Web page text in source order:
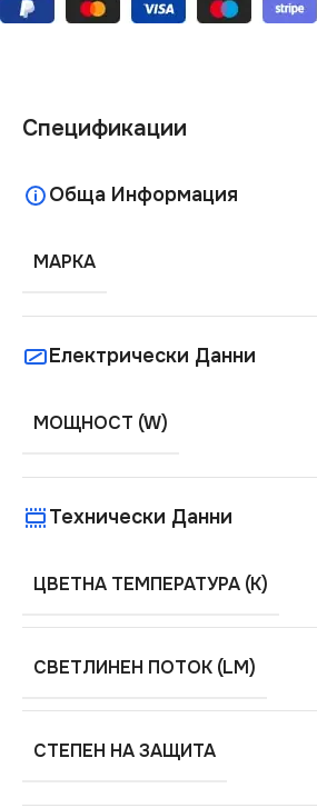
Спецификации
Обща Информация
МАРКА
Електрически Данни
МОЩНОСТ (W)
Технически Данни
ЦВЕТНА ТЕМПЕРАТУРА (K)
СВЕТЛИНЕН ПОТОК (LM)
СТЕПЕН НА ЗАЩИТА